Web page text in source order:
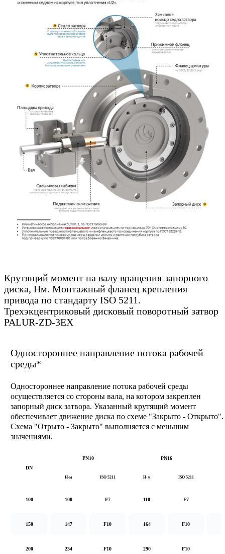
Крутящий момент на валу вращения запорного
диска, Нм. Монтажный фланец крепления
привода по стандарту ISO 5211.
Трехэкцентриковый дисковый поворотный затвор
PALUR-ZD-3EX
Одностороннее направление потока рабочей
среды*
Одностороннее направление потока рабочей среды
осуществляется со стороны вала, на котором закреплен
запорный диск затвора. Указанный крутящий момент
обеспечивает движение диска по схеме "Закрыто - Открыто".
Схема "Отрыто - Закрыто" выполняется с меньшим
значениями.
DN
PN10 PN16
Н·м ISO 5211 Н·м ISO 5211
100 100 F7 110 F7
150 147 F10 164 F10
200 234 F10 290 F10